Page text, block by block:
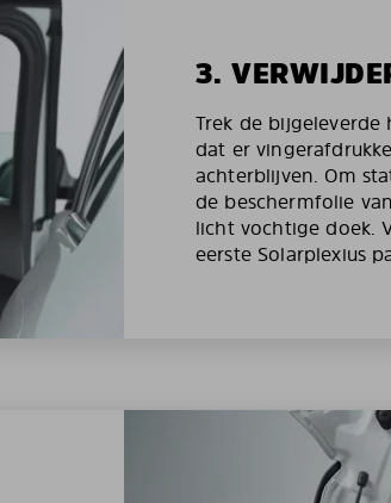
3.
Trek de
dat er
achterblijven. Om
de beschermfolie
licht vochtige doek.
eerste Solarplexius